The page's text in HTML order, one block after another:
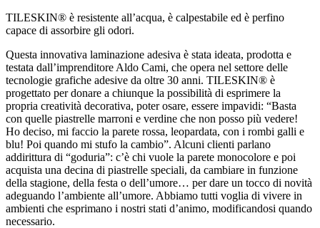
TILESKIN® è resistente all’acqua, è calpestabile ed è perfino
capace di assorbire gli odori.
Questa innovativa laminazione adesiva è stata ideata, prodotta e
testata dall’imprenditore Aldo Cami, che opera nel settore delle
tecnologie grafiche adesive da oltre 30 anni. TILESKIN® è
progettato per donare a chiunque la possibilità di esprimere la
propria creatività decorativa, poter osare, essere impavidi: “Basta
con quelle piastrelle marroni e verdine che non posso più vedere!
Ho deciso, mi faccio la parete rossa, leopardata, con i rombi galli e
blu! Poi quando mi stufo la cambio”. Alcuni clienti parlano
addirittura di “goduria”: c’è chi vuole la parete monocolore e poi
acquista una decina di piastrelle speciali, da cambiare in funzione
della stagione, della festa o dell’umore… per dare un tocco di novità
adeguando l’ambiente all’umore. Abbiamo tutti voglia di vivere in
ambienti che esprimano i nostri stati d’animo, modificandosi quando
necessario.